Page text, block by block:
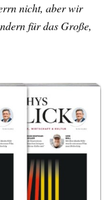
nicht, aber wir
für das Große,